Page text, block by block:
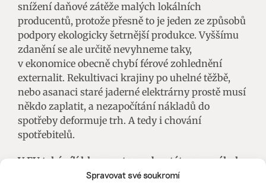
Spravovat své soukromí
snížení daňové zátěže malých lokálních
producentů, protože přesně to je jeden ze způsobů
podpory ekologicky šetrnější produkce. Vyššímu
zdanění se ale určitě nevyhneme taky,
v ekonomice obecně chybí férové zohlednění
externalit. Rekultivaci krajiny po uhelné těžbě,
nebo asanaci staré jaderné elektrárny prostě musí
někdo zaplatit, a nezapočítání nákladů do
spotřeby deformuje trh. A tedy i chování
spotřebitelů.
V EU také sílí hlasy po tom, aby stát nepomáhal
firmám, které neplní „zelené cíle“, respektive,